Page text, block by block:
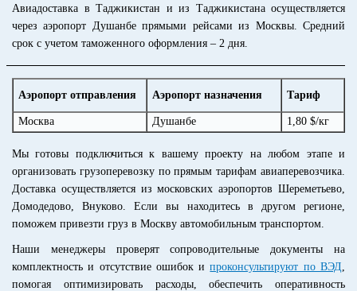
Авиадоставка в Таджикистан и из Таджикистана осуществляется
через аэропорт Душанбе прямыми рейсами из Москвы. Средний
срок с учетом таможенного оформления – 2 дня.
Аэропорт отправления Аэропорт назначения Тариф
Москва Душанбе 1,80 $/кг
Мы готовы подключиться к вашему проекту на любом этапе и
организовать грузоперевозку по прямым тарифам авиаперевозчика.
Доставка осуществляется из московских аэропортов Шереметьево,
Домодедово, Внуково. Если вы находитесь в другом регионе,
поможем привезти груз в Москву автомобильным транспортом.
Наши менеджеры проверят сопроводительные документы на
комплектность и отсутствие ошибок ипроконсультируют по ВЭД,
помогая оптимизировать расходы, обеспечить оперативность